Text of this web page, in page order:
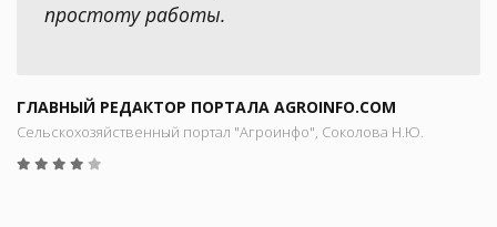
простоту работы.
ГЛАВНЫЙ РЕДАКТОР ПОРТАЛА AGROINFO.COM
Сельскохозяйственный портал "Агроинфо", Соколова Н.Ю.